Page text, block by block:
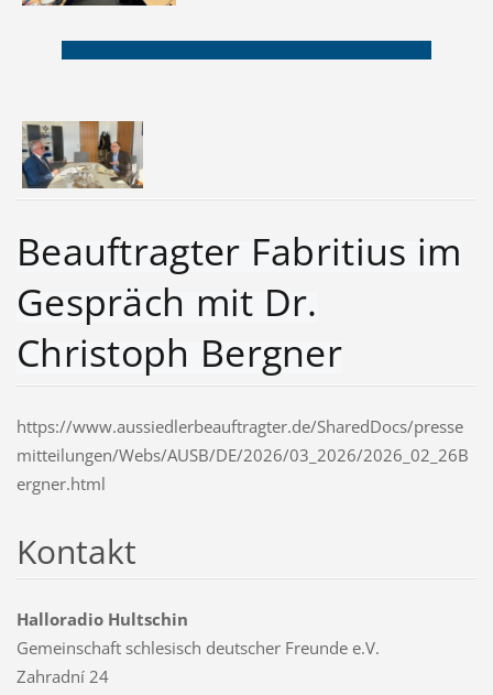
Beauftragter Fabritius im
Gespräch mit Dr.
Christoph Bergner
https://www.aussiedlerbeauftragter.de/SharedDocs/presse
mitteilungen/Webs/AUSB/DE/2026/03_2026/2026_02_26B
ergner.html
Kontakt
Halloradio Hultschin
Gemeinschaft schlesisch deutscher Freunde e.V.
Zahradní 24